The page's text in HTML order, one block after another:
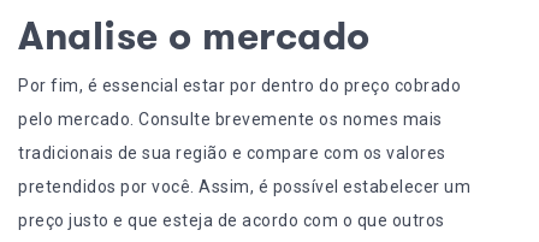
Analise o mercado
Por fim, é essencial estar por dentro do preço cobrado
pelo mercado. Consulte brevemente os nomes mais
tradicionais de sua região e compare com os valores
pretendidos por você. Assim, é possível estabelecer um
preço justo e que esteja de acordo com o que outros